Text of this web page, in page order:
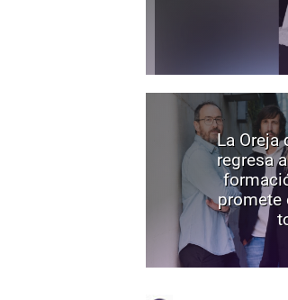
La Oreja
regresa
promete